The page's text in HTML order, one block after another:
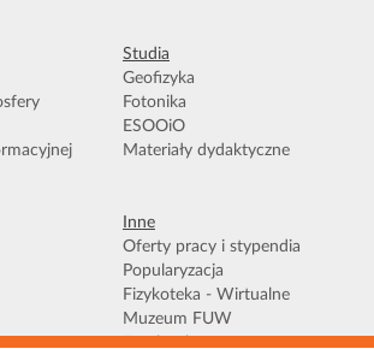
Studia
Geofizyka
Fotonika
ESOOiO
Materiały dydaktyczne
Inne
Oferty pracy i stypendia
Popularyzacja
Fizykoteka - Wirtualne
Muzeum FUW